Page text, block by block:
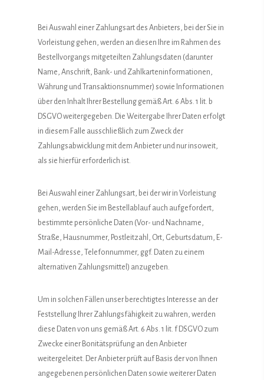
Bei Auswahl einer Zahlungsart des Anbieters, bei der Sie in
Vorleistung gehen, werden an diesen Ihre im Rahmen des
Bestellvorgangs mitgeteilten Zahlungsdaten (darunter
Name, Anschrift, Bank- und Zahlkarteninformationen,
Währung und Transaktionsnummer) sowie Informationen
über den Inhalt Ihrer Bestellung gemäß Art. 6 Abs. 1 lit. b
DSGVO weitergegeben. Die Weitergabe Ihrer Daten erfolgt
in diesem Falle ausschließlich zum Zweck der
Zahlungsabwicklung mit dem Anbieter und nur insoweit,
als sie hierfür erforderlich ist.
Bei Auswahl einer Zahlungsart, bei der wir in Vorleistung
gehen, werden Sie im Bestellablauf auch aufgefordert,
bestimmte persönliche Daten (Vor- und Nachname,
Straße, Hausnummer, Postleitzahl, Ort, Geburtsdatum, E-
Mail-Adresse, Telefonnummer, ggf. Daten zu einem
alternativen Zahlungsmittel) anzugeben.
Um in solchen Fällen unser berechtigtes Interesse an der
Feststellung Ihrer Zahlungsfähigkeit zu wahren, werden
diese Daten von uns gemäß Art. 6 Abs. 1 lit. f DSGVO zum
Zwecke einer Bonitätsprüfung an den Anbieter
weitergeleitet. Der Anbieter prüft auf Basis der von Ihnen
angegebenen persönlichen Daten sowie weiterer Daten